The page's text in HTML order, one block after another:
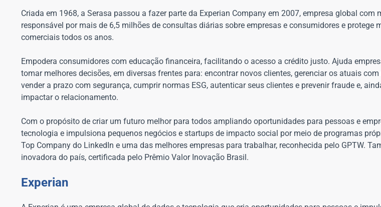
Criada em 1968, a Serasa passou a fazer parte da Experian Company em 2007, empresa global com
responsável por mais de 6,5 milhões de consultas diárias sobre empresas e consumidores e protege
comerciais todos os anos.
Empodera consumidores com educação financeira, facilitando o acesso a crédito justo. Ajuda
tomar melhores decisões, em diversas frentes para: encontrar novos clientes, gerenciar os atuais
vender a prazo com segurança, cumprir normas ESG, autenticar seus clientes e prevenir fraude e,
impactar o relacionamento.
Com o propósito de criar um futuro melhor para todos ampliando oportunidades para pessoas e
tecnologia e impulsiona pequenos negócios e startups de impacto social por meio de programas
Top Company do LinkedIn e uma das melhores empresas para trabalhar, reconhecida pelo GPTW.
inovadora do país, certificada pelo Prêmio Valor Inovação Brasil.
Experian